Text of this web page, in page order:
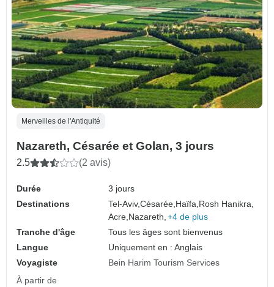
Merveilles de l'Antiquité
Nazareth, Césarée et Golan, 3 jours
2.5 (2 avis)
Durée
3 jours
Destinations
Tel-Aviv,Césarée,Haïfa,Rosh Hanikra,
Acre,Nazareth, +4 de plus
Tranche d'âge
Tous les âges sont bienvenus
Langue
Uniquement en : Anglais
Voyagiste
Bein Harim Tourism Services
À partir de